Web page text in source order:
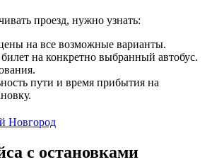
проезд, нужно узнать:
на все возможные варианты.
на конкретно выбранный автобус.
пути и время прибытия на
Новгород
с остановками